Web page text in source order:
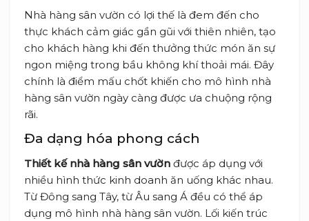
Nhà hàng sân vườn có lợi thế là đem đến cho
thực khách cảm giác gần gũi với thiên nhiên, tạo
cho khách hàng khi đến thưởng thức món ăn sự
ngon miệng trong bầu không khí thoải mái. Đây
chính là điểm mấu chốt khiến cho mô hình nhà
hàng sân vườn ngày càng được ưa chuộng rộng
rãi.
Đa dạng hóa phong cách
Thiết kế nhà hàng sân vườn được áp dụng với
nhiều hình thức kinh doanh ăn uống khác nhau.
Từ Đông sang Tây, từ Âu sang Á đều có thể áp
dụng mô hình nhà hàng sân vườn. Lối kiến trúc